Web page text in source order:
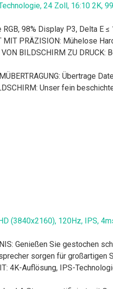
24 Zoll, 16:10 2K,
RGB, 98% Display P3, Delta
MIT PRÄZISION: Mühelose
VON BILDSCHIRM ZU
Unser fein
(3840x2160), 120Hz, IPS,
Genießen Sie
sorgen für großartigen
4K-Auflösung, IPS-